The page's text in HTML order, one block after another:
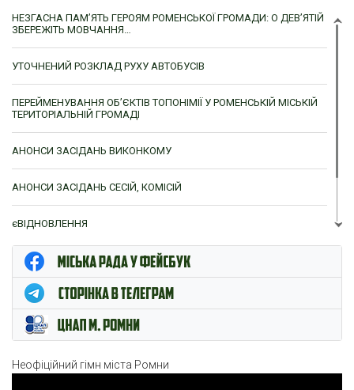
НЕЗГАСНА ПАМ’ЯТЬ ГЕРОЯМ РОМЕНСЬКОЇ ГРОМАДИ: О ДЕВ’ЯТІЙ
ЗБЕРЕЖІТЬ МОВЧАННЯ…
УТОЧНЕНИЙ РОЗКЛАД РУХУ АВТОБУСІВ
ПЕРЕЙМЕНУВАННЯ ОБ’ЄКТІВ ТОПОНІМІЇ У РОМЕНСЬКІЙ МІСЬКІЙ
ТЕРИТОРІАЛЬНІЙ ГРОМАДІ
АНОНСИ ЗАСІДАНЬ ВИКОНКОМУ
АНОНСИ ЗАСІДАНЬ СЕСІЙ, КОМІСІЙ
єВІДНОВЛЕННЯ
ЦНАП м. Ромни
Неофіційний гімн міста Ромни